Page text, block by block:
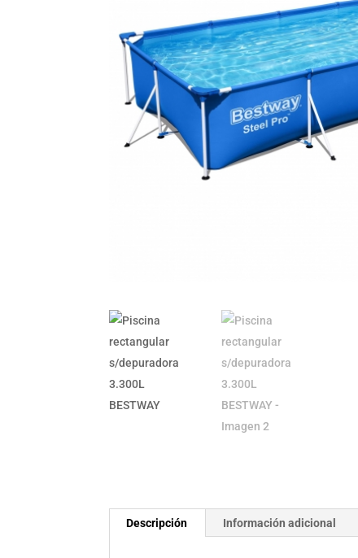
Descripción Información adicional